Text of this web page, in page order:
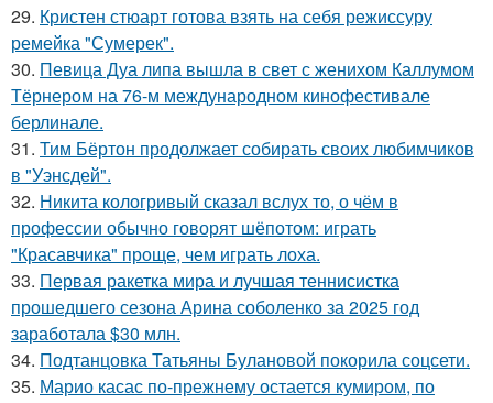
29. Кристен стюарт готова взять на себя режиссуру
ремейка "Сумерек".
30. Певица Дуа липа вышла в свет с женихом Каллумом
Тёрнером на 76-м международном кинофестивале
берлинале.
31. Тим Бёртон продолжает собирать своих любимчиков
в "Уэнсдей".
32. Никита кологривый сказал вслух то, о чём в
профессии обычно говорят шёпотом: играть
"Красавчика" проще, чем играть лоха.
33. Первая ракетка мира и лучшая теннисистка
прошедшего сезона Арина соболенко за 2025 год
заработала $30 млн.
34. Подтанцовка Татьяны Булановой покорила соцсети.
35. Марио касас по-прежнему остается кумиром, по